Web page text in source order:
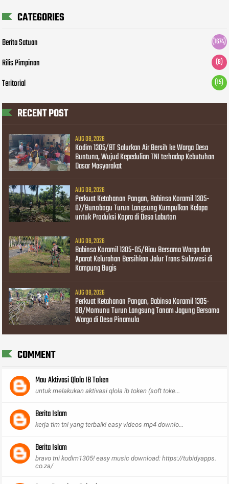
CATEGORIES
Berita Satuan (1674)
Rilis Pimpinan (8)
Teritorial (15)
RECENT POST
AUG 08, 2026
Kodim 1305/BT Salurkan Air Bersih ke Warga Desa
Buntuna, Wujud Kepedulian TNI terhadap Kebutuhan
Dasar Masyarakat
AUG 08, 2026
Perkuat Ketahanan Pangan, Babinsa Koramil 1305-
07/Bunobogu Turun Langsung Kumpulkan Kelapa
untuk Produksi Kopra di Desa Labuton
AUG 08, 2026
Babinsa Koramil 1305-05/Biau Bersama Warga dan
Aparat Kelurahan Bersihkan Jalur Trans Sulawesi di
Kampung Bugis
AUG 08, 2026
Perkuat Ketahanan Pangan, Babinsa Koramil 1305-
08/Momunu Turun Langsung Tanam Jagung Bersama
Warga di Desa Pinamula
COMMENT
Mau Aktivasi Qlola IB Token
untuk melakukan aktivasi qlola ib token (soft toke...
Berita Islam
kerja tim tni yang terbaik! easy videos mp4 downlo...
Berita Islam
bravo tni kodim1305! easy music download: https://tubidyapps.
co.za/